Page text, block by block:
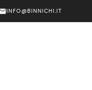
INFO@BINNICHI.IT